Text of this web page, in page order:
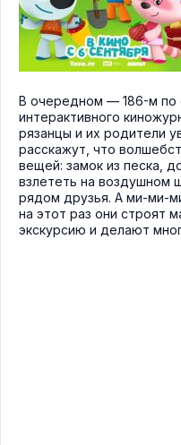
В очередном — 186-м по
интерактивного
рязанцы и их родители
расскажут, что
вещей: замок из песка,
взлететь на воздушном
рядом друзья. А ми-ми-
на этот раз они строят
экскурсию и делают